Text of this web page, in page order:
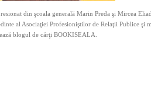
din şcoala generală Marin Preda şi Mircea
al Asociaţiei Profesioniştilor de Relaţii Publice şi
blogul de cărţi BOOKISEALA.